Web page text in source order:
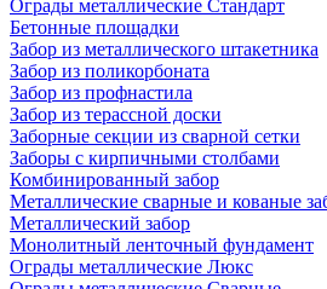
Ограды металлические Стандарт
Бетонные площадки
Забор из металлического штакетника
Забор из поликорбоната
Забор из профнастила
Забор из терассной доски
Заборные секции из сварной сетки
Заборы с кирпичными столбами
Комбинированный забор
Металлические сварные и кованые
Металлический забор
Монолитный ленточный фундамент
Ограды металлические Люкс